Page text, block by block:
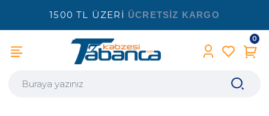
1500 TL ÜZERİ ÜCRETSİZ KARGO
0